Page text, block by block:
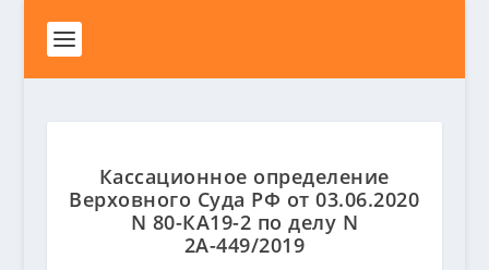
Кассационное определение
Верховного Суда РФ от 03.06.2020
N 80-КА19-2 по делу N
2А-449/2019